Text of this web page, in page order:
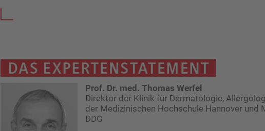
Prof. Dr. med. Thomas Werfel
Direktor der Klinik für Dermatologie,
der Medizinischen Hochschule Hannover
DDG